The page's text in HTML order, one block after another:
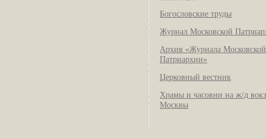
Богословские труды
Журнал Московской
Архив «Журнала Московской
Патриархии»
Церковный вестник
Храмы и часовни на ж/д
Москвы